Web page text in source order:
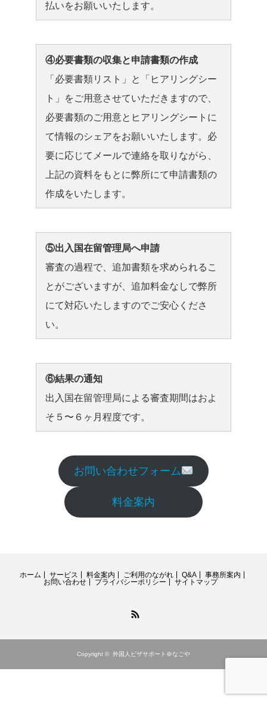
払いをお願いいたします。
④必要書類の収集と申請書類の作成
「必要書類リスト」と「ヒアリングシー
ト」をご用意させていただきますので、
必要書類のご用意とヒアリングシートに
て情報のシェアをお願いいたします。必
要に応じてメールで連絡を取りながら、
上記の資料をもとに弊所にて申請書類の
作成をいたします。
⑤出入国在留管理局へ申請
審査の過程で、追加書類を求められるこ
とがございますが、追加料金なしで弊所
にて対応いたしますのでご安心くださ
い。
⑥結果の通知
出入国在留管理局による審査期間はおよ
そ５〜６ヶ月程度です。
お問い合わせフォーム
料金案内
ホーム サービス 料金案内 ご利用のながれ Q&A
事務所案内
お問い合わせ
プライバシーポリシー サイトマップ
Copyright © 外国人ビザサポート＠なごや